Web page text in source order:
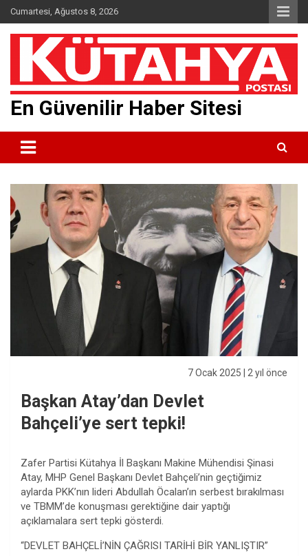
Skip
to
content
Cumartesi, Ağustos 8, 2026
En Güvenilir Haber Sitesi
7 Ocak 2025 | 2 yıl önce
Başkan Atay’dan Devlet
Bahçeli’ye sert tepki!
Zafer Partisi Kütahya İl Başkanı Makine Mühendisi Şinasi
Atay, MHP Genel Başkanı Devlet Bahçeli’nin geçtiğimiz
aylarda PKK’nın lideri Abdullah Öcalan’ın serbest bırakılması
ve TBMM’de konuşması gerektiğine dair yaptığı
açıklamalara sert tepki gösterdi.
“DEVLET BAHÇELİ’NİN ÇAĞRISI TARİHİ BİR YANLIŞTIR”